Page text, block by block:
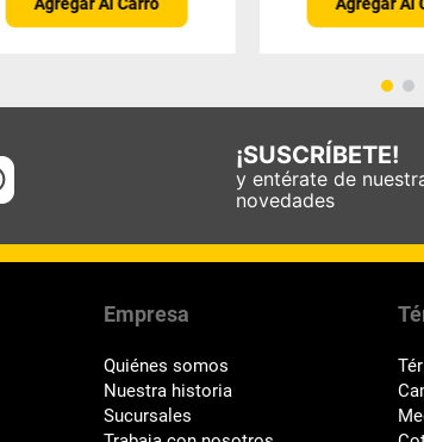
¡SUSCRÍBETE!
y entérate de
novedades
Empresa
Quiénes somos
Nuestra historia
Sucursales